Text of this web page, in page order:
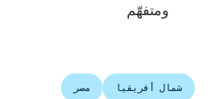
ومتفهّم
شمال أفريقيا
مصر